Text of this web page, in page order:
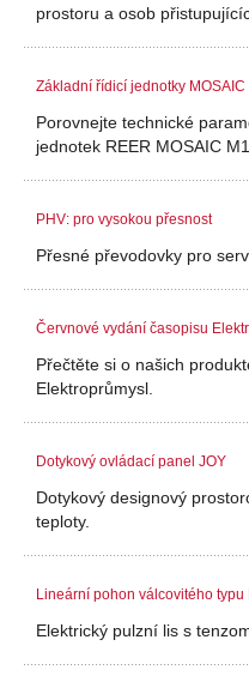
prostoru a osob
Základní řídicí jednotky
Porovnejte technické
jednotek REER MOSAIC
PHV: pro vysokou přesnost
Přesné převodovky pro
Červnové vydání časopisu
Přečtěte si o našich
Elektroprůmysl.
Dotykový ovládací panel JOY
Dotykový designový
teploty.
Lineární pohon válcovitého
Elektrický pulzní lis s